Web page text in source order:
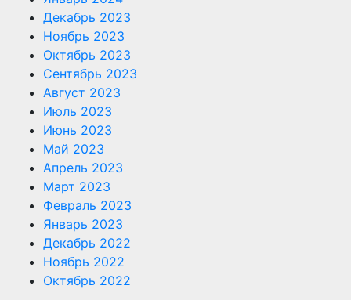
Декабрь 2023
Ноябрь 2023
Октябрь 2023
Сентябрь 2023
Август 2023
Июль 2023
Июнь 2023
Май 2023
Апрель 2023
Март 2023
Февраль 2023
Январь 2023
Декабрь 2022
Ноябрь 2022
Октябрь 2022